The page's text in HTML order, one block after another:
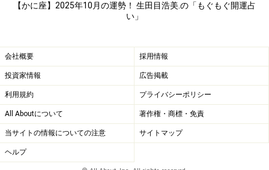
【かに座】2025年10月の運勢！ 生田目浩美.の「もぐもぐ開運占
い」
会社概要 採用情報
投資家情報 広告掲載
利用規約 プライバシーポリシー
All Aboutについて 著作権・商標・免責
当サイトの情報についての注意 サイトマップ
ヘルプ